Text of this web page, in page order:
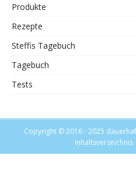
Produkte
Rezepte
Steffis Tagebuch
Tagebuch
Tests
Copyright © 2016 - 2025
Inhaltsverzeichnis